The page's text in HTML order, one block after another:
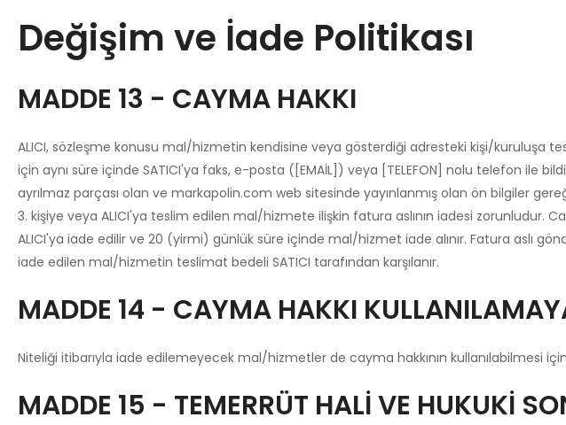
Değişim ve İade Politikası
MADDE 13 - CAYMA HAKKI
ALICI, sözleşme konusu mal/hizmetin kendisine veya gösterdiği adresteki kişi/kuruluşa
için aynı süre içinde SATICI'ya faks, e-posta ([EMAİL]) veya [TELEFON] nolu telefon ile
ayrılmaz parçası olan ve markapolin.com web sitesinde yayınlanmış olan ön bilgiler
3. kişiye veya ALICI'ya teslim edilen mal/hizmete ilişkin fatura aslının iadesi zorunludur.
ALICI'ya iade edilir ve 20 (yirmi) günlük süre içinde mal/hizmet iade alınır. Fatura aslı
iade edilen mal/hizmetin teslimat bedeli SATICI tarafından karşılanır.
MADDE 14 - CAYMA HAKKI
Niteliği itibarıyla iade edilemeyecek mal/hizmetler de cayma hakkının kullanılabilmesi
MADDE 15 - TEMERRÜT HALİ VE HUKUKİ